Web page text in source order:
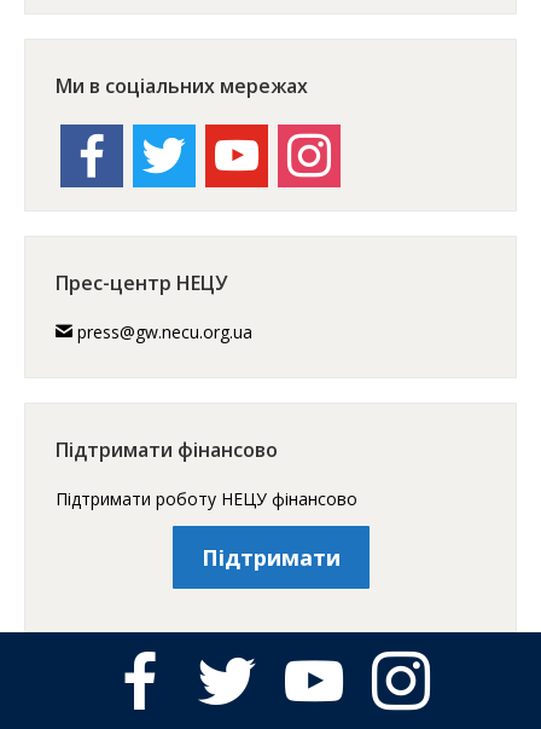
Ми в соціальних мережах
facebook twitter youtube instagram
Прес-центр НЕЦУ
press@gw.necu.org.ua
Підтримати фінансово
Підтримати роботу НЕЦУ фінансово
Підтримати
facebook twitter youtube instagram